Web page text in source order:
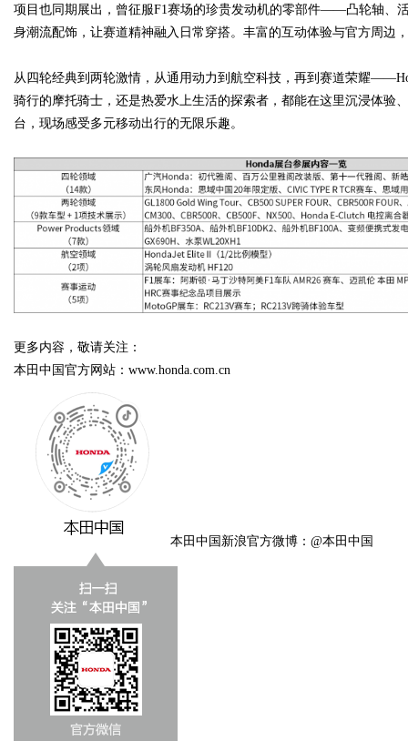
项目也同期展出，曾征服F1赛场的珍贵发动机的零部件——凸轮轴、
身潮流配饰，让赛道精神融入日常穿搭。丰富的互动体验与官方周边
从四轮经典到两轮激情，从通用动力到航空科技，再到赛道荣耀
骑行的摩托骑士，还是热爱水上生活的探索者，都能在这里沉浸体验
台，现场感受多元移动出行的无限乐趣。
更多内容，敬请关注：
本田中国官方网站：www.honda.com.cn
本田中国新浪官方微博：@本田中国